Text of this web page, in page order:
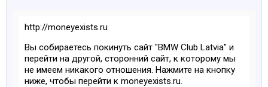
http://moneyexists.ru
Вы собираетесь покинуть сайт "BMW Club Latvia" и
перейти на другой, сторонний сайт, к которому мы
не имеем никакого отношения. Нажмите на кнопку
ниже, чтобы перейти к moneyexists.ru.